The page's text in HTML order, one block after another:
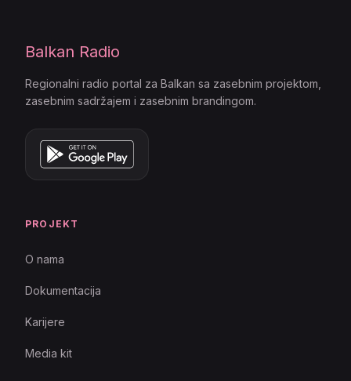
Balkan Radio
Regionalni radio portal za Balkan sa zasebnim projektom,
zasebnim sadržajem i zasebnim brandingom.
PROJEKT
O nama
Dokumentacija
Karijere
Media kit